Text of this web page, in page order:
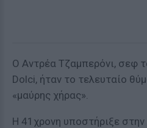
Ο Αντρέα Τζαμπερόνι, σεφ
Dolci, ήταν το τελευταίο
«μαύρης χήρας».
Η 41χρονη υποστήριξε στην